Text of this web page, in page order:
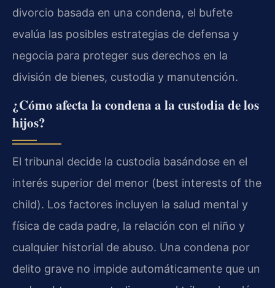
divorcio basada en una condena, el bufete
evalúa las posibles estrategias de defensa y
negocia para proteger sus derechos en la
división de bienes, custodia y manutención.
¿Cómo afecta la condena a la custodia de los
hijos?
El tribunal decide la custodia basándose en el
interés superior del menor (best interests of the
child). Los factores incluyen la salud mental y
física de cada padre, la relación con el niño y
cualquier historial de abuso. Una condena por
delito grave no impide automáticamente que un